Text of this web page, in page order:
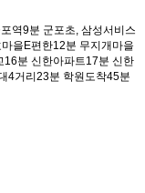
역9분 군포초, 삼성서비스
마을E편한12분 무지개마을
16분 신한아파트17분 신한
4거리 23분 학원도착45분